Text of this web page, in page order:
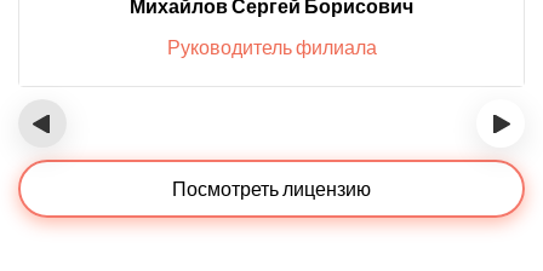
Михайлов Сергей Борисович
Руководитель филиала
‹ ›
Посмотреть лицензию